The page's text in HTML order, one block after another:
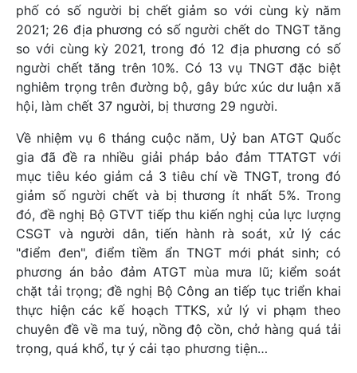
phố có số người bị chết giảm so với cùng kỳ năm
2021; 26 địa phương có số người chết do TNGT tăng
so với cùng kỳ 2021, trong đó 12 địa phương có số
người chết tăng trên 10%. Có 13 vụ TNGT đặc biệt
nghiêm trọng trên đường bộ, gây bức xúc dư luận xã
hội, làm chết 37 người, bị thương 29 người.
Về nhiệm vụ 6 tháng cuộc năm, Uỷ ban ATGT Quốc
gia đã đề ra nhiều giải pháp bảo đảm TTATGT với
mục tiêu kéo giảm cả 3 tiêu chí về TNGT, trong đó
giảm số người chết và bị thương ít nhất 5%. Trong
đó, đề nghị Bộ GTVT tiếp thu kiến nghị của lực lượng
CSGT và người dân, tiến hành rà soát, xử lý các
"điểm đen", điểm tiềm ẩn TNGT mới phát sinh; có
phương án bảo đảm ATGT mùa mưa lũ; kiểm soát
chặt tải trọng; đề nghị Bộ Công an tiếp tục triển khai
thực hiện các kế hoạch TTKS, xử lý vi phạm theo
chuyên đề về ma tuý, nồng độ cồn, chở hàng quá tải
trọng, quá khổ, tự ý cải tạo phương tiện…